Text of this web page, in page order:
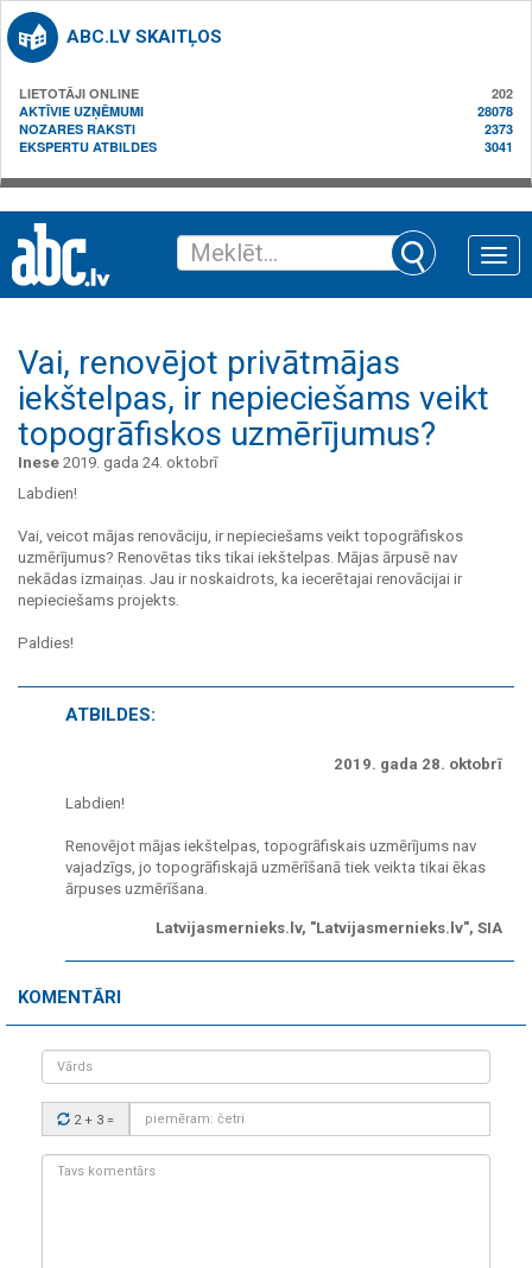
ABC.LV SKAITĻOS
LIETOTĀJI ONLINE
202
AKTĪVIE UZŅĒMUMI
28078
NOZARES RAKSTI
2373
EKSPERTU ATBILDES
3041
Toggle
Vai, renovējot privātmājas
iekštelpas, ir nepieciešams veikt
topogrāfiskos uzmērījumus?
Inese 2019. gada 24. oktobrī
Labdien!
Vai, veicot mājas renovāciju, ir nepieciešams veikt topogrāfiskos
uzmērījumus? Renovētas tiks tikai iekštelpas. Mājas ārpusē nav
nekādas izmaiņas. Jau ir noskaidrots, ka iecerētajai renovācijai ir
nepieciešams projekts.
Paldies!
ATBILDES:
2019. gada 28. oktobrī
Labdien!
Renovējot mājas iekštelpas, topogrāfiskais uzmērījums nav
vajadzīgs, jo topogrāfiskajā uzmērīšanā tiek veikta tikai ēkas
ārpuses uzmērīšana.
Latvijasmernieks.lv, "Latvijasmernieks.lv", SIA
KOMENTĀRI
Vārds
Drošības
kods:
2 + 3 =
Tavs